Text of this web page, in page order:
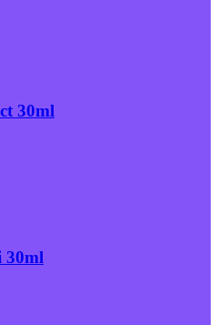
30ml
30ml